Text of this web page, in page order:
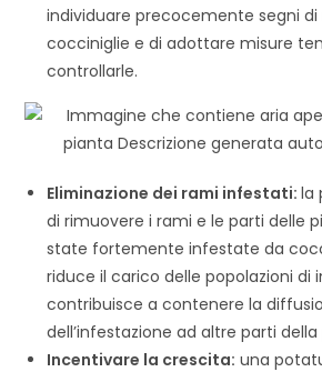
individuare precocemente segni
cocciniglie e di adottare misure
controllarle.
Eliminazione dei rami infestati:la
di rimuovere i rami e le parti delle
state fortemente infestate da
riduce il carico delle popolazioni di
contribuisce a contenere la
dell’infestazione ad altre parti
Incentivare la crescita: una